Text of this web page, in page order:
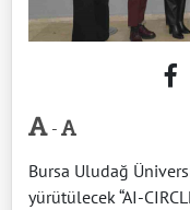
-
Bursa Uludağ
yürütülecek “AI-